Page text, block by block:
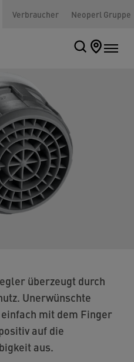
Verbraucher Neoperl Gruppe
Unerwünschte
mit dem Finger
auf die
aus.